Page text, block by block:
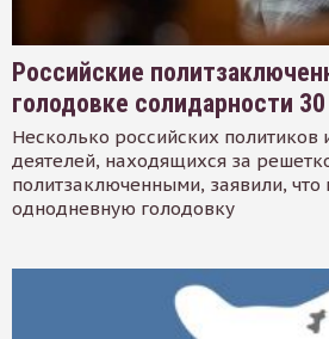
Российские
голодовке солидарности
Несколько российских
деятелей, находящихся за
политзаключенными, заявили, что
однодневную голодовку